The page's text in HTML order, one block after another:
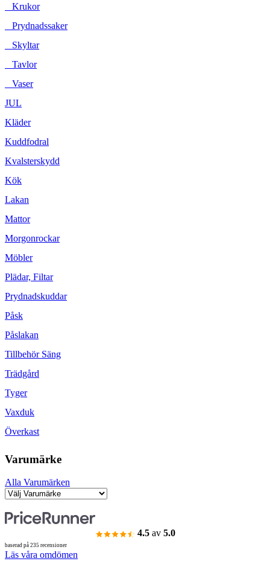
Krukor
Prydnadssaker
Skyltar
Tavlor
Vaser
JUL
Kläder
Kuddfodral
Kvalsterskydd
Kök
Lakan
Mattor
Morgonrockar
Möbler
Plädar, Filtar
Prydnadskuddar
Påsk
Påslakan
Tillbehör Säng
Trädgård
Tyger
Vaxduk
Överkast
Varumärke
Alla Varumärken
4.5 av 5.0
baserad på 235 recensioner
Läs våra omdömen